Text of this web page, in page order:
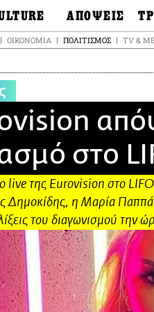
&
ΑΠΟΨΕΙΣ
Ιδέες
Οπτική Γωνία
ΟΙΚΟΝΟΜΊΑ ΠΟΛΙΤΙΣΜΌΣ TV &
στο
live της Eurovision στο
η Mαρία Παππά
του διαγωνισμού την